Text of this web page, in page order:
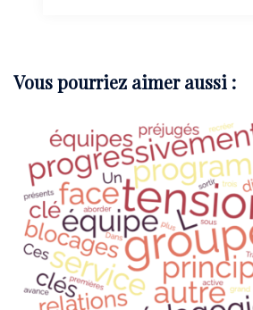
Vous pourriez aimer aussi :